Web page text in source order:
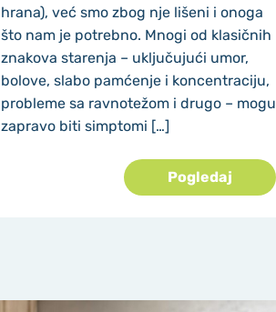
hrana), već smo zbog nje lišeni i onoga
što nam je potrebno. Mnogi od klasičnih
znakova starenja – uključujući umor,
bolove, slabo pamćenje i koncentraciju,
probleme sa ravnotežom i drugo – mogu
zapravo biti simptomi […]
Pogledaj